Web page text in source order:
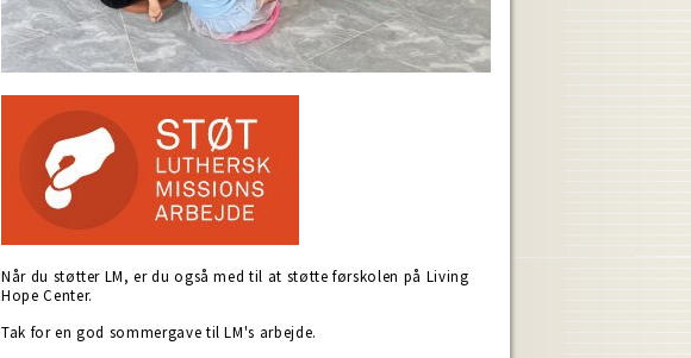
Når du støtter LM, er du også med til at støtte førskolen på Living
Hope Center.
Tak for en god sommergave til LM's arbejde.